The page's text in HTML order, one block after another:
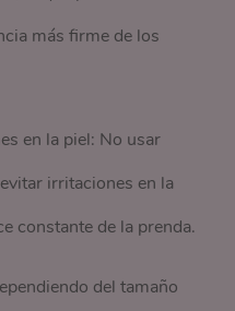
más firme de los
en la piel: No usar
irritaciones en la
constante de la prenda.
del tamaño